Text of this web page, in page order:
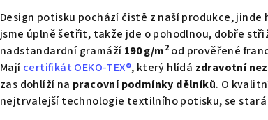
Design potisku pochází čistě z naší produkce, jinde
jsme úplně šetřit, takže jde o pohodlnou, dobře
nadstandardní gramáží190 g/m2 od prověřené
Majícertifikát OEKO-TEX®, který hlídá zdravotní
zas dohlíží na pracovní podmínky dělníků. O
nejtrvalejší technologie textilního potisku, se stará